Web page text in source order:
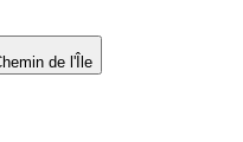
de l'Île